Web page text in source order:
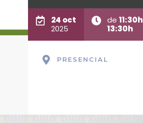
24 oct
2025
de11:30h
13:30h
PRESENCIAL